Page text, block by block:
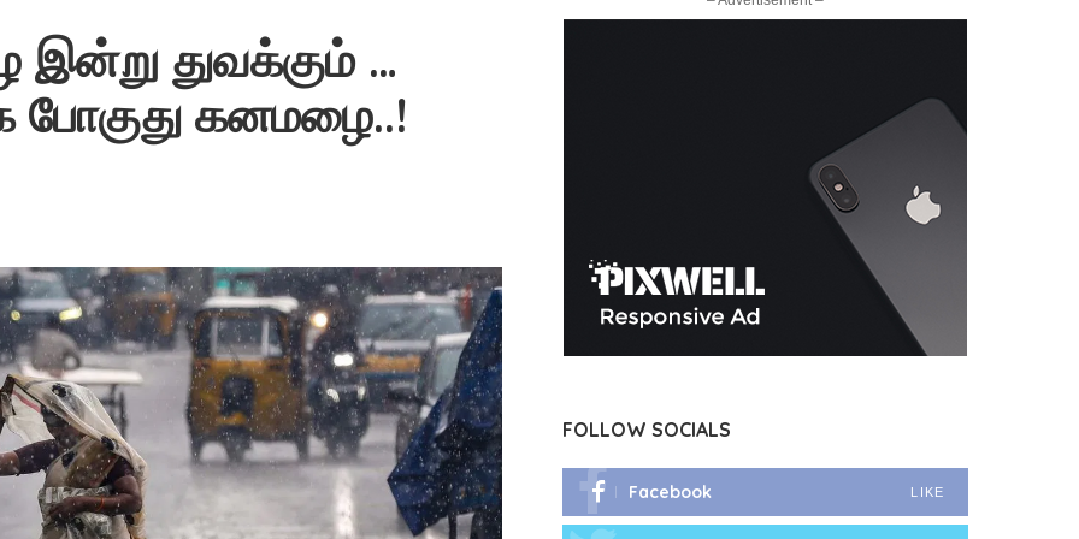
இன்று துவக்கும் …
போகுது கனமழை..!
FOLLOW SOCIALS
Facebook LIKE